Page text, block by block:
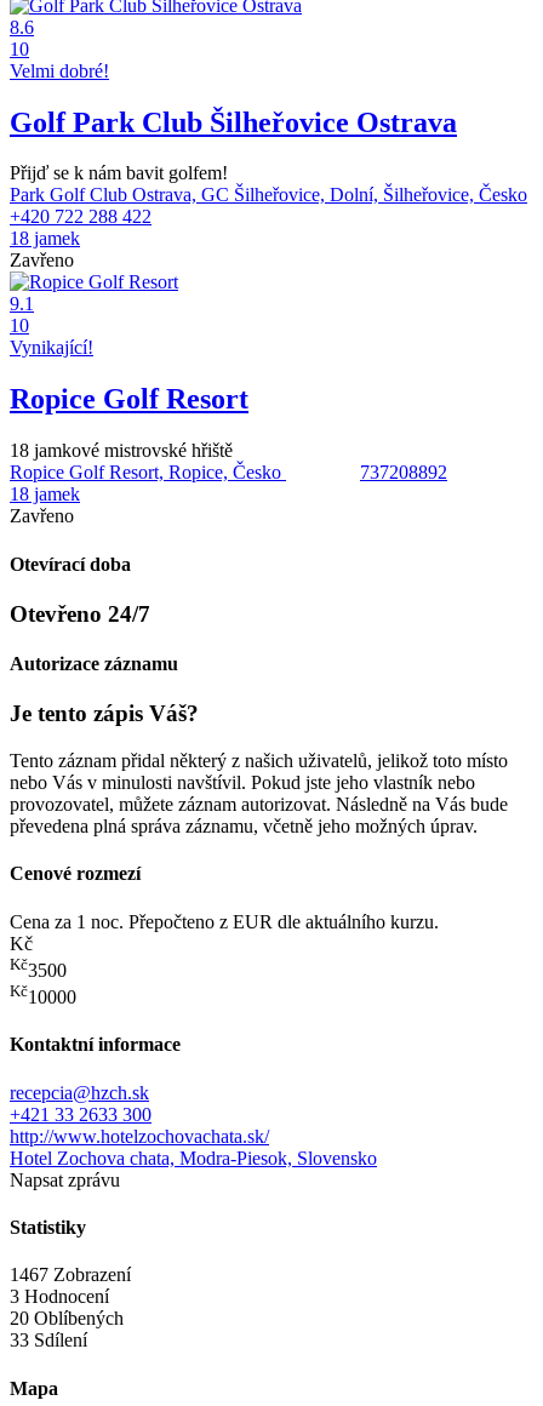
8.6
10
Velmi dobré!
Golf Park Club Šilheřovice Ostrava
Přijď se k nám bavit golfem!
Park Golf Club Ostrava, GC Šilheřovice, Dolní, Šilheřovice, Česko
+420 722 288 422
18 jamek
Zavřeno
9.1
10
Vynikající!
Ropice Golf Resort
18 jamkové mistrovské hřiště
Ropice Golf Resort, Ropice, Česko
737208892
18 jamek
Zavřeno
Otevírací doba
Otevřeno 24/7
Autorizace záznamu
Je tento zápis Váš?
Tento záznam přidal některý z našich uživatelů, jelikož toto místo
nebo Vás v minulosti navštívil. Pokud jste jeho vlastník nebo
provozovatel, můžete záznam autorizovat. Následně na Vás bude
převedena plná správa záznamu, včetně jeho možných úprav.
Cenové rozmezí
Cena za 1 noc. Přepočteno z EUR dle aktuálního kurzu.
Kč
Kč3500
Kč10000
Kontaktní informace
recepcia@hzch.sk
+421 33 2633 300
http://www.hotelzochovachata.sk/
Hotel Zochova chata, Modra-Piesok, Slovensko
Napsat zprávu
Statistiky
1467 Zobrazení
3 Hodnocení
20 Oblíbených
33 Sdílení
Mapa